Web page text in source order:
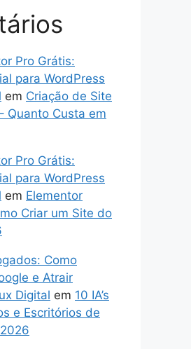
Pro Grátis:
para WordPress
em Criação de Site
Quanto Custa em
Pro Grátis:
para WordPress
em Elementor
Criar um Site do
Como
e Atrair
Digital em 10 IA’s
e Escritórios de